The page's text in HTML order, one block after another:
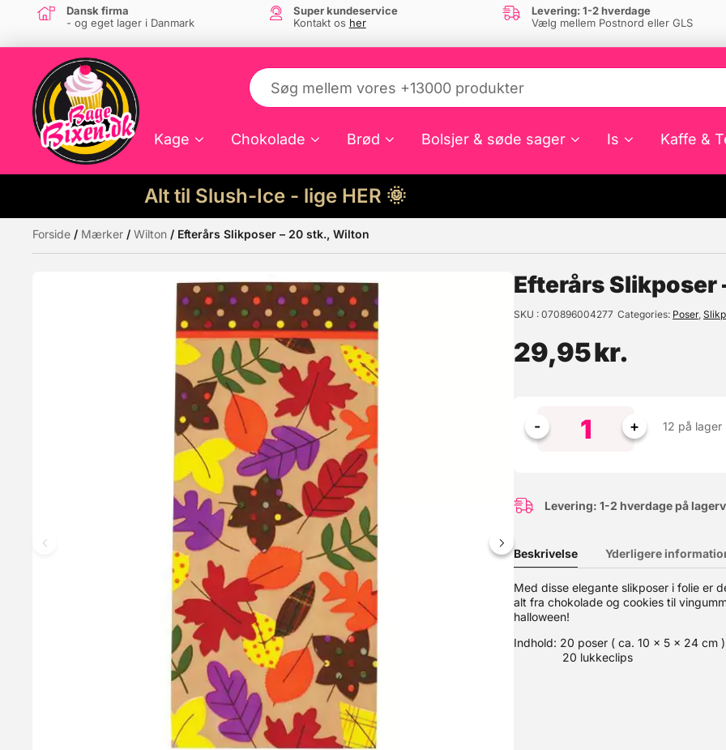
Dansk firma
- og eget lager i Danmark
Super kundeservice
Kontakt os her
Levering: 1-2 hverdage
Vælg mellem Postnord eller GLS
Kage Chokolade Brød Bolsjer & søde sager Is Kaffe &
Alt til Slush-Ice - lige HER 🌞
Måske kunne nogle af disse produkter have din interesse?
Callebaut Chokolade Mørk - 54,5 % Kakao, 1 kg
Callebaut Callets Dark er en delikat mørk chokolade designet til at smelte og har en afbalanceret bitter-sød kakao smag. For at
54,5% kakaotørstof og er lavet af den fineste belgiske chokolade. Velegnet til at lave al slags chokoladearbejde. Se også vores
Teknisk betegnelse: L811NV - Callebaut 811
Forside / Mærker / Wilton / Efterårs Slikposer – 20 stk., Wilton
Efterårs Slikposer
SKU 070896004277 Categories Poser,
29,95kr.
12 på lager
Levering: 1-2 hverdage på
Beskrivelse Yderligere
Med disse elegante slikposer i folie er
alt fra chokolade og cookies til
halloween!
Indhold: 20 poser ( ca. 10 x 5 x 24 cm )
20 lukkeclips